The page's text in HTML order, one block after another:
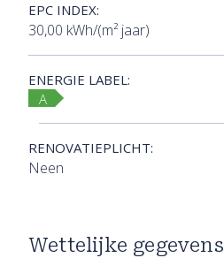
EPC INDEX:
30,00 kWh/(m² jaar)
ENERGIE LABEL:
A
RENOVATIEPLICHT:
Neen
Wettelijke gegevens